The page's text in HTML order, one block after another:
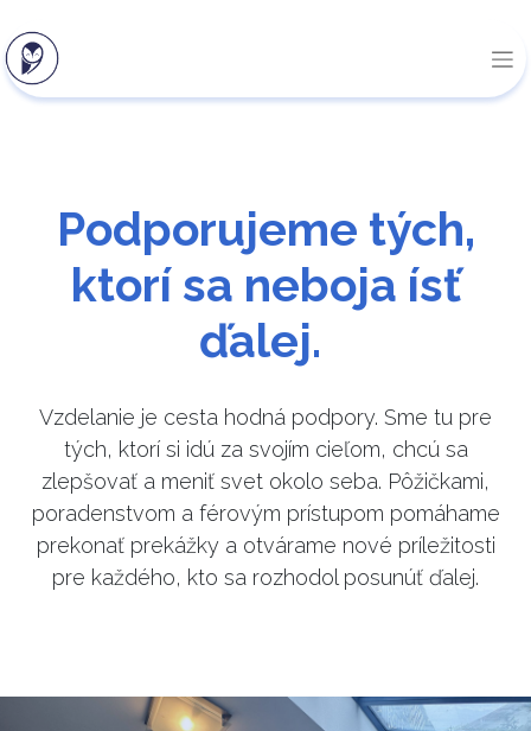
Podporujeme tých,
ktorí sa neboja ísť
ďalej.
Vzdelanie je cesta hodná podpory. Sme tu pre
tých, ktorí si idú za svojím cieľom, chcú sa
zlepšovať a meniť svet okolo seba. Pôžičkami,
poradenstvom a férovým prístupom pomáhame
prekonať prekážky a otvárame nové príležitosti
pre každého, kto sa rozhodol posunúť ďalej.